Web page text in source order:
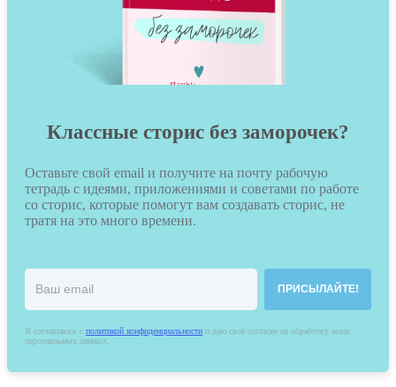
Классные сторис без заморочек?
Оставьте свой email и получите на почту рабочую
тетрадь с идеями, приложениями и советами по работе
со сторис, которые помогут вам создавать сторис, не
тратя на это много времени.
ПРИСЫЛАЙТЕ!
Я соглашаюсь c политикой конфиденциальности и даю своё согласие на обработку моих
персональных данных.